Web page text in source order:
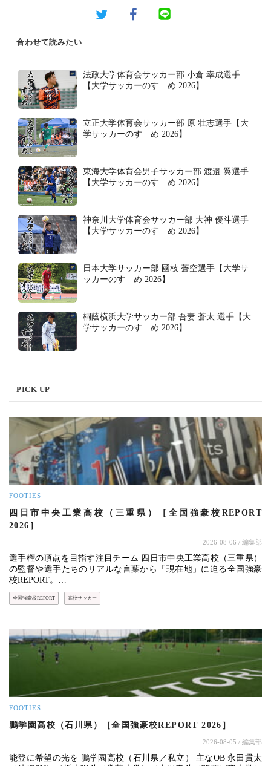
合わせて読みたい
法政大学体育会サッカー部 小倉 幸成選手
【大学サッカーのすゝめ 2026】
立正大学体育会サッカー部 原 壮志選手【大
学サッカーのすゝめ 2026】
東海大学体育会男子サッカー部 渡邉 翼選手
【大学サッカーのすゝめ 2026】
神奈川大学体育会サッカー部 大神 優斗選手
【大学サッカーのすゝめ 2026】
日本大学サッカー部 國枝 蒼空選手【大学サ
ッカーのすゝめ 2026】
桐蔭横浜大学サッカー部 吾妻 蒼太 選手【大
学サッカーのすゝめ 2026】
PICK UP
FOOTIES
四日市中央工業高校（三重県）［全国強豪校REPORT
2026］
2026-08-06 / 編集部
選手権の頂点を目指す注目チーム 四日市中央工業高校（三重県）
の監督や選手たちのリアルな言葉から「現在地」に迫る全国強豪
校REPORT。…
全国強豪校REPORT 高校サッカー
FOOTIES
鵬学園高校（石川県）［全国強豪校REPORT 2026］
2026-08-05 / 編集部
能登に希望の光を 鵬学園高校（石川県／私立） 主なOB 永田貫太